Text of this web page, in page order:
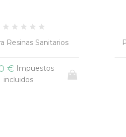
Trenzada Nombres
€
Impuestos
incluidos